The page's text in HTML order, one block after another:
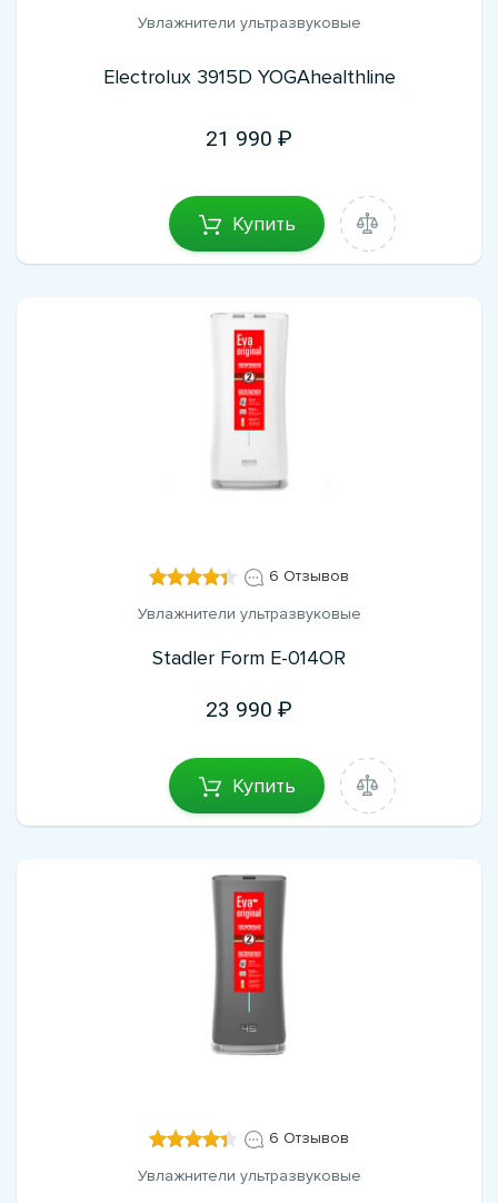
Увлажнители ультразвуковые
Electrolux 3915D YOGAhealthline
21 990
Купить
6 Отзывов
Увлажнители ультразвуковые
Stadler Form E-014OR
23 990
Купить
6 Отзывов
Увлажнители ультразвуковые